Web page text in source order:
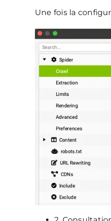
Une fois la